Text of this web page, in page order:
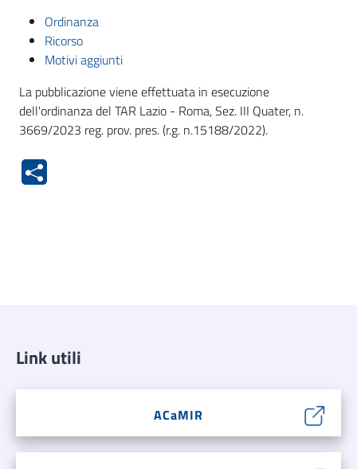
Ordinanza
Ricorso
Motivi aggiunti
La pubblicazione viene effettuata in esecuzione
dell'ordinanza del TAR Lazio - Roma, Sez. III Quater, n.
3669/2023 reg. prov. pres. (r.g. n.15188/2022).
Link utili
ACaMIR